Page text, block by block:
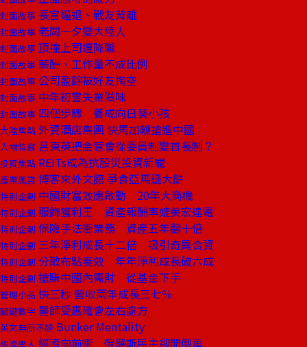
封面故事 長官逼退、戰友背離
封面故事 老闆一夕變大陸人
封面故事 頂撞上司遭降職
封面故事 薪酬、工作量不成比例
封面故事 公司盈餘被好友掏空
封面故事 中年初嘗失業滋味
封面故事 四個步驟 養成向日葵小孩
大陸焦點 外資酒店集團 快馬加鞭搶進中國
人物特寫 呂東英把金管會從委員制變首長制？
投資焦點 REITs成為抗股災投資新寵
產業風雲 博客來外文館 爭食亞馬遜大餅
特別企劃 中國財富效應啟動 20年大商機
特別企劃 服飾獲利王 資產報酬率媲美宏達電
特別企劃 保險手法衝業務 資產五年翻十倍
特別企劃 三年淨利成長十二倍 吸引奇異合資
特別企劃 分散布點奏效 年年淨利成長破六成
特別企劃 搶賺中國內需財 從基金下手
管理小品 快三秒 營收兩年成長三七％
關鍵數字 醫師受惠確會左右處方
英文無所不談 Bunker Mentality
經濟學人 經濟向前衝 俄羅斯民主卻開倒車